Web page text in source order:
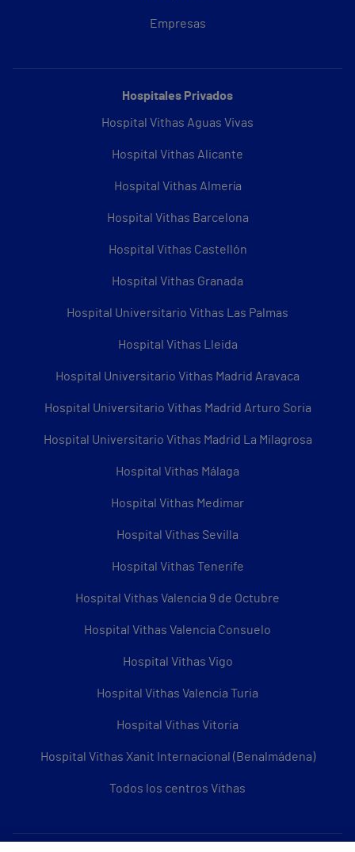
Empresas
Hospitales Privados
Hospital Vithas Aguas Vivas
Hospital Vithas Alicante
Hospital Vithas Almería
Hospital Vithas Barcelona
Hospital Vithas Castellón
Hospital Vithas Granada
Hospital Universitario Vithas Las Palmas
Hospital Vithas Lleida
Hospital Universitario Vithas Madrid Aravaca
Hospital Universitario Vithas Madrid Arturo Soria
Hospital Universitario Vithas Madrid La Milagrosa
Hospital Vithas Málaga
Hospital Vithas Medimar
Hospital Vithas Sevilla
Hospital Vithas Tenerife
Hospital Vithas Valencia 9 de Octubre
Hospital Vithas Valencia Consuelo
Hospital Vithas Vigo
Hospital Vithas Valencia Turia
Hospital Vithas Vitoria
Hospital Vithas Xanit Internacional (Benalmádena)
Todos los centros Vithas